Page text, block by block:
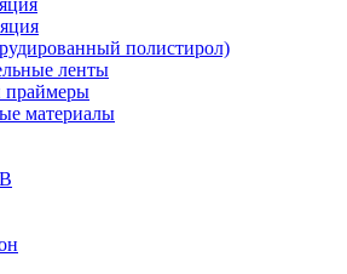
полистирол)
ленты
праймеры
материалы